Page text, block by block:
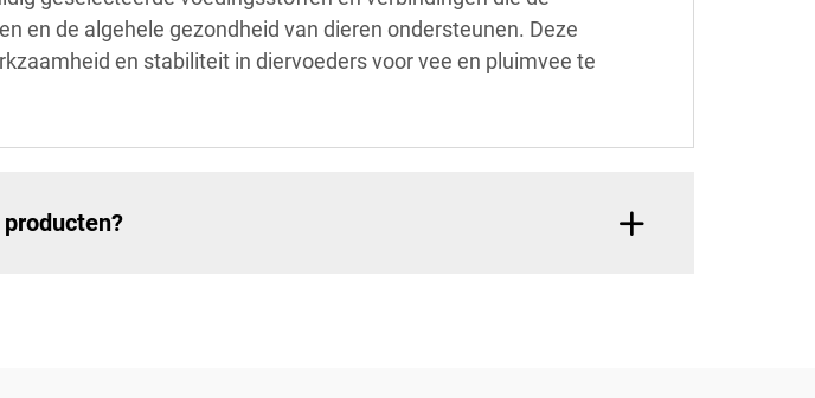
en de algehele gezondheid van dieren ondersteunen. Deze
en stabiliteit in diervoeders voor vee en pluimvee te